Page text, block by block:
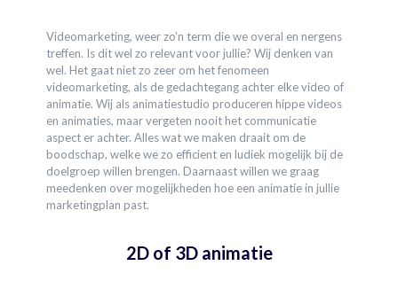
Videomarketing, weer zo'n term die we overal en nergens
treffen. Is dit wel zo relevant voor jullie? Wij denken van
wel. Het gaat niet zo zeer om het fenomeen
videomarketing, als de gedachtegang achter elke video of
animatie. Wij als animatiestudio produceren hippe videos
en animaties, maar vergeten nooit het communicatie
aspect er achter. Alles wat we maken draait om de
boodschap, welke we zo efficient en ludiek mogelijk bij de
doelgroep willen brengen. Daarnaast willen we graag
meedenken over mogelijkheden hoe een animatie in jullie
marketingplan past.
2D of 3D animatie